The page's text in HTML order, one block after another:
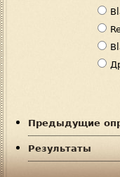
а
н
т
ы
Предыдущие
Результаты